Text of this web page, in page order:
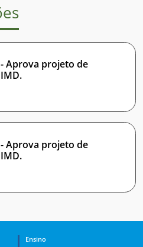
- Aprova projeto de
- Aprova projeto de
Ensino